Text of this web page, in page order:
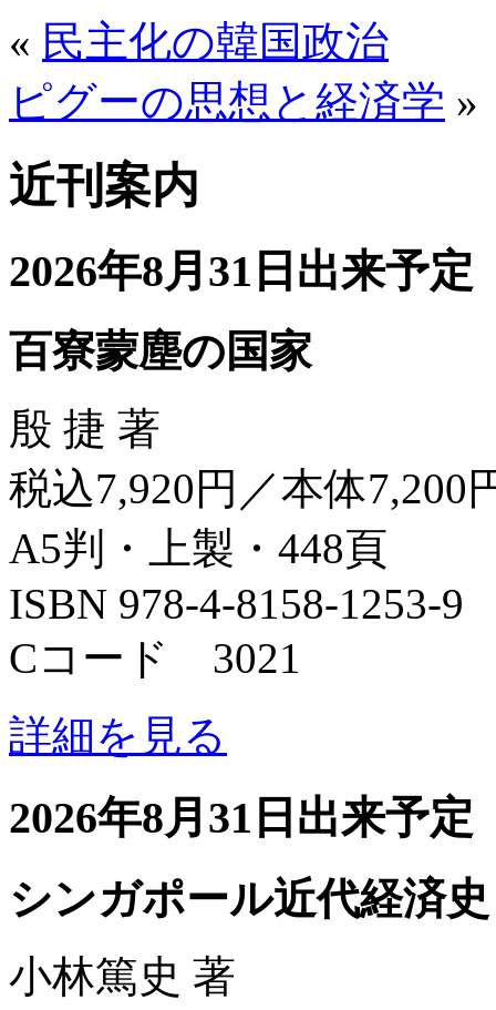
« 民主化の韓国政治
ピグーの思想と経済学 »
近刊案内
2026年8月31日出来予定
百寮蒙塵の国家
殷 捷 著
税込7,920円／本体7,200
A5判・上製・448頁
ISBN 978-4-8158-1253-9
Cコード 3021
詳細を見る
2026年8月31日出来予定
シンガポール近代経済史
小林篤史 著